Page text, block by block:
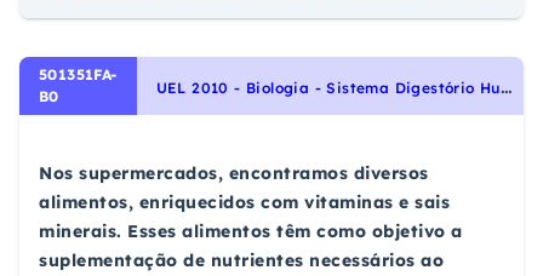
501351FA-
B0
U
EL 2010 - Biologia - Sistema Digestório Humano, Identidade dos seres vivos
Nos supermercados, encontramos diversos
alimentos, enriquecidos com vitaminas e sais
minerais. Esses alimentos têm como objetivo a
suplementação de nutrientes necessários ao